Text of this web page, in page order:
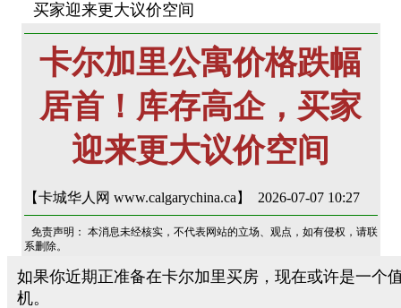
买家迎来更大议价空间
卡尔加里公寓价格跌幅
居首！库存高企，买家
迎来更大议价空间
【卡城华人网 www.calgarychina.ca】 2026-07-07 10:27
免责声明： 本消息未经核实，不代表网站的立场、观点，如有侵权，请联
系删除。
如果你近期正准备在卡尔加里买房，现在或许是一个
机。